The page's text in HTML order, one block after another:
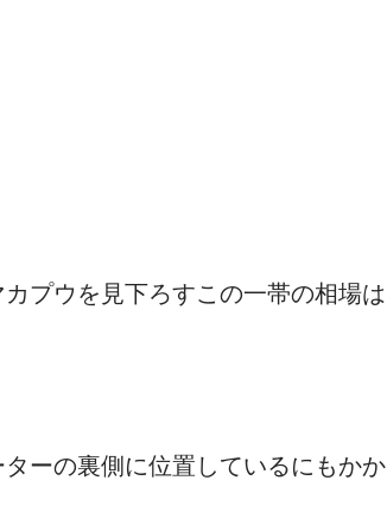
プウを見下ろすこの一帯の相場は
ーの裏側に位置しているにもかか